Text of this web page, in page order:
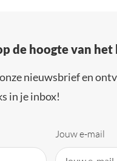
de hoogte van
nieuwsbrief en
in je inbox!
Jouw e-mail